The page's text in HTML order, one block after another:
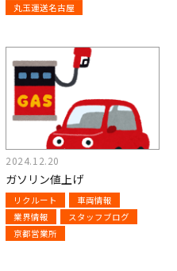
丸玉運送名古屋
2024.12.20
ガソリン値上げ
リクルート
車両情報
業界情報
スタッフブログ
京都営業所